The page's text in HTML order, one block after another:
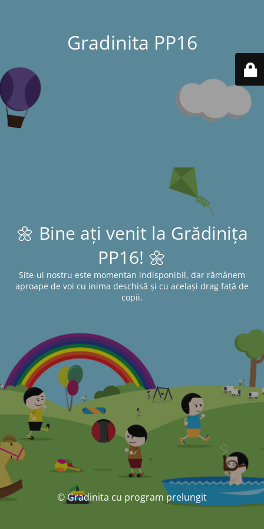
Gradinita PP16
🌼 Bine ați venit la Grădinița
PP16! 🌼
Site-ul nostru este momentan indisponibil, dar rămânem
aproape de voi cu inima deschisă și cu același drag față de
copii.
© Gradinita cu program prelungit